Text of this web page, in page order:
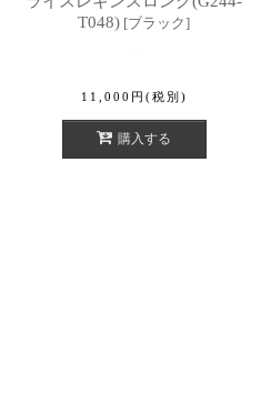
T048) [ブラック]
11,000 円 (税別)
購入する